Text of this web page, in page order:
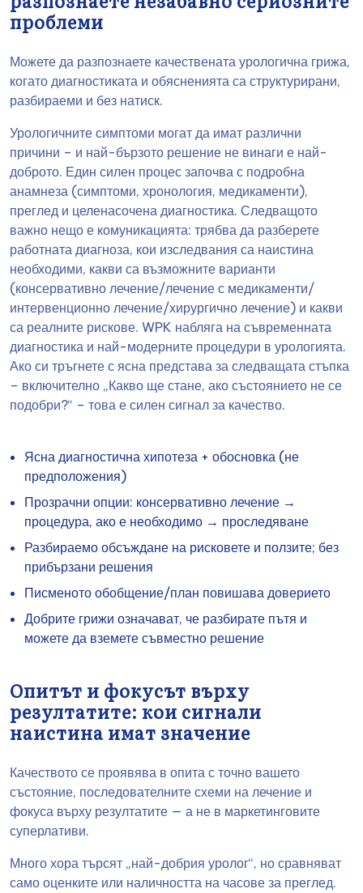
проблеми
Можете да разпознаете качествената урологична грижа,
когато диагностиката и обясненията са структурирани,
разбираеми и без натиск.
Урологичните симптоми могат да имат различни
причини – и най-бързото решение не винаги е най-
доброто. Един силен процес започва с подробна
анамнеза (симптоми, хронология, медикаменти),
преглед и целенасочена диагностика. Следващото
важно нещо е комуникацията: трябва да разберете
работната диагноза, кои изследвания са наистина
необходими, какви са възможните варианти
(консервативно лечение/лечение с медикаменти/
интервенционно лечение/хирургично лечение) и какви
са реалните рискове. WPK набляга на съвременната
диагностика и най-модерните процедури в урологията.
Ако си тръгнете с ясна представа за следващата стъпка
– включително „Какво ще стане, ако състоянието не се
подобри?“ – това е силен сигнал за качество.
Ясна диагностична хипотеза + обосновка (не
предположения)
Прозрачни опции: консервативно лечение →
процедура, ако е необходимо → проследяване
Разбираемо обсъждане на рисковете и ползите; без
прибързани решения
Писменото обобщение/план повишава доверието
Добрите грижи означават, че разбирате пътя и
можете да вземете съвместно решение
Опитът и фокусът върху
резултатите: кои сигнали
наистина имат значение
Качеството се проявява в опита с точно вашето
състояние, последователните схеми на лечение и
фокуса върху резултатите — а не в маркетинговите
суперлативи.
Много хора търсят „най-добрия уролог“, но сравняват
само оценките или наличността на часове за преглед.